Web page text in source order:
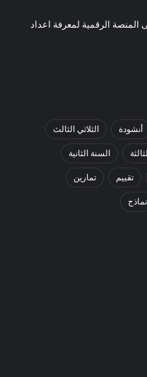
الرقمية لمعرفة اعداد
أنشودة الثلاثي الثالث
السنة الثانية
تقييم تمارين
نماذج